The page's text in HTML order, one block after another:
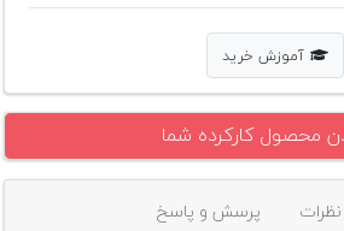
آموزش خرید
محصول کارکرده شما
نظرات پرسش و پاسخ